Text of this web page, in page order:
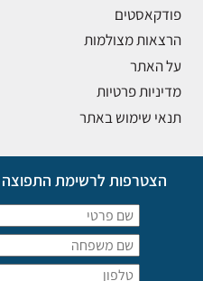
פודקאסטים
הרצאות מצולמות
על האתר
מדיניות פרטיות
תנאי שימוש באתר
הצטרפות לרשימת התפוצה